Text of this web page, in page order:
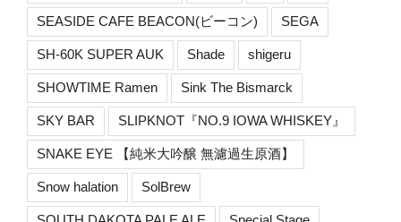
SEASIDE CAFE BEACON(ビーコン) SEGA
SH-60K SUPER AUK Shade shigeru
SHOWTIME Ramen Sink The Bismarck
SKY BAR SLIPKNOT『NO.9 IOWA WHISKEY』
SNAKE EYE 【純米大吟醸 無濾過生原酒】
Snow halation SolBrew